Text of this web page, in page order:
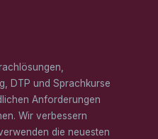
DTP und Sprachkurse
Anforderungen
Wir verbessern
die neuesten